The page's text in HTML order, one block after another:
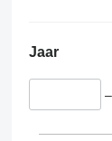
Jaar
–